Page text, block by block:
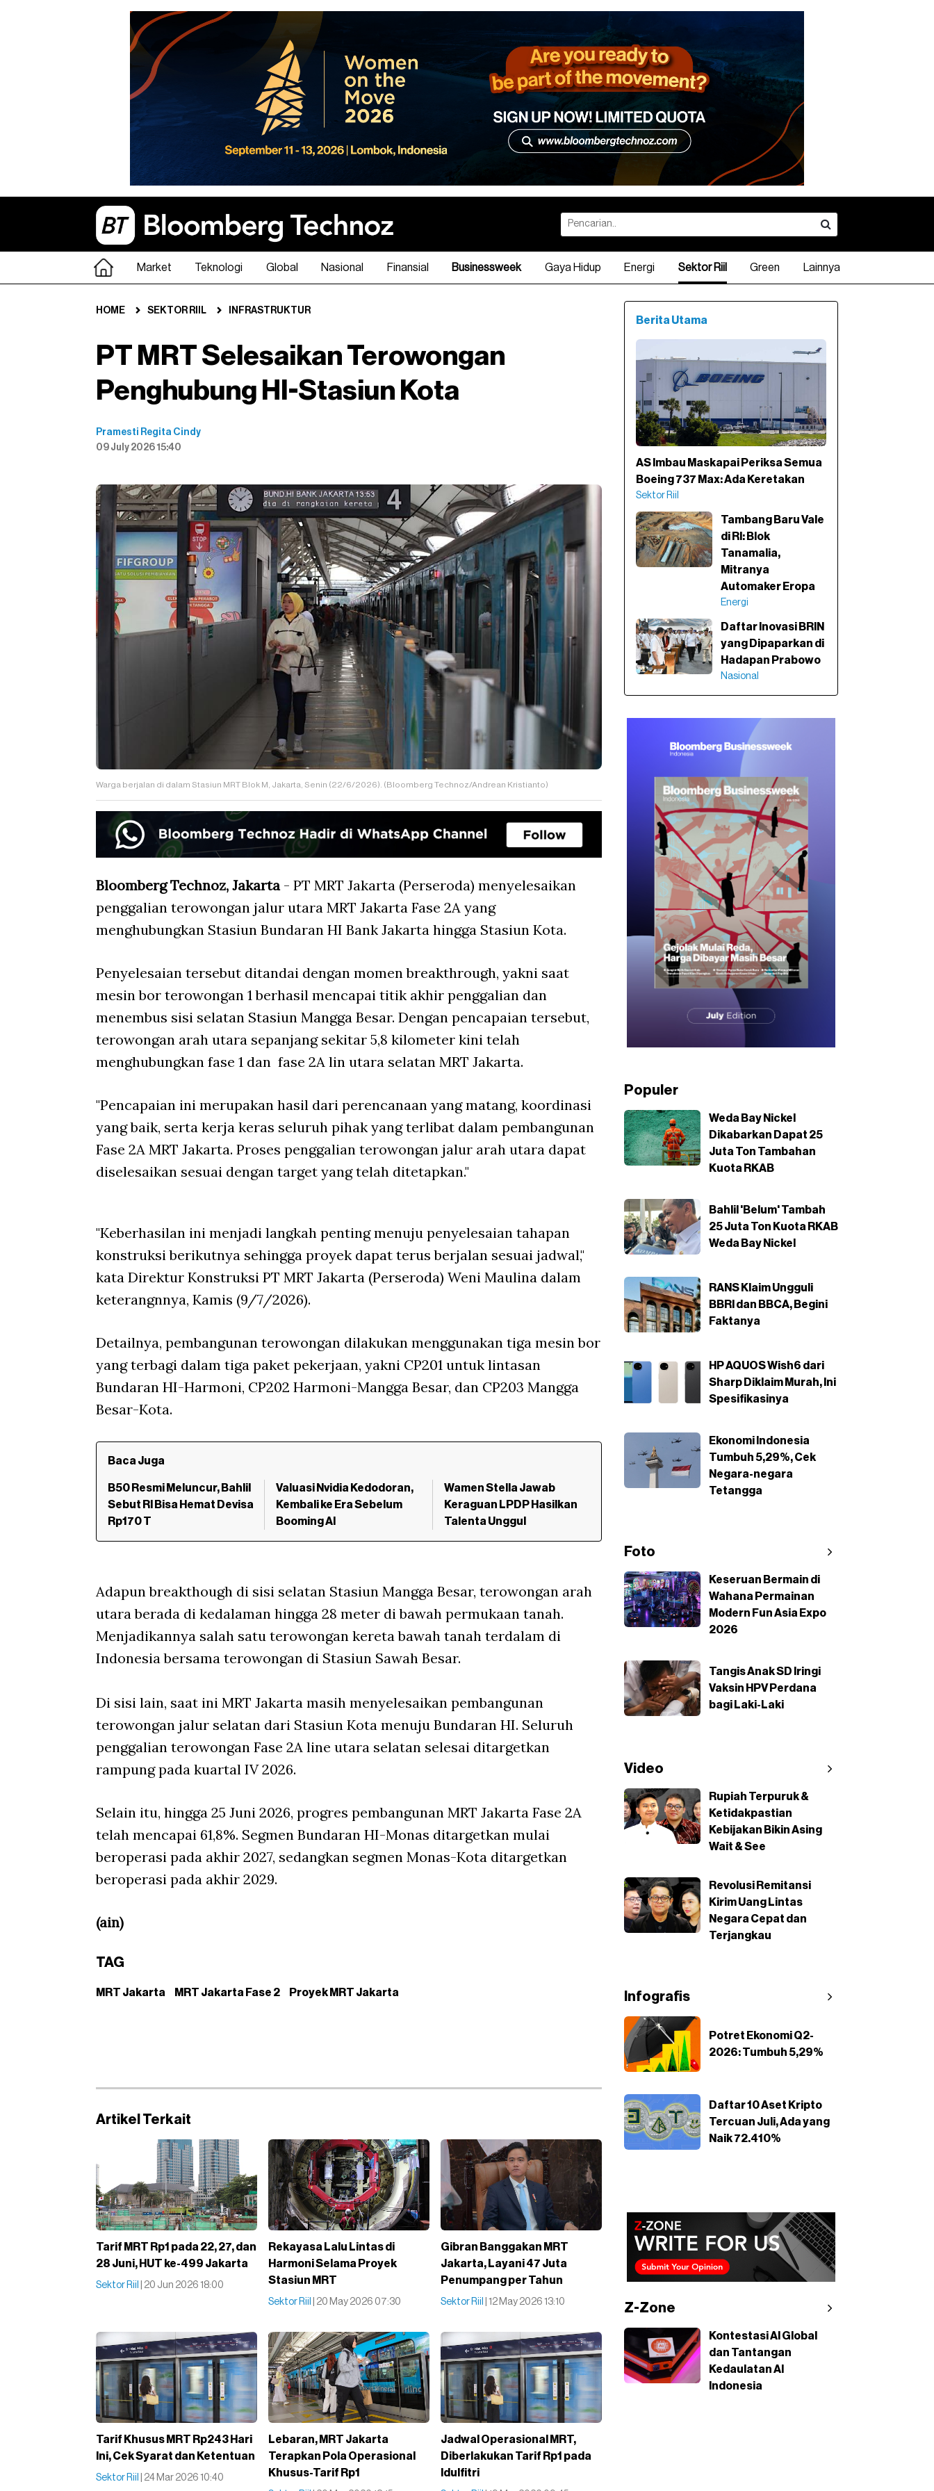
Market Teknologi Global Nasional Finansial Businessweek Gaya Hidup Energi Sektor Riil Green Lainnya
HOME SEKTOR RIIL INFRASTRUKTUR
PT MRT Selesaikan Terowongan
Penghubung HI-Stasiun Kota
Pramesti Regita Cindy
09 July 2026 15:40
Warga berjalan di dalam Stasiun MRT Blok M, Jakarta, Senin (22/6/2026). (Bloomberg Technoz/Andrean Kristianto)
Bloomberg Technoz, Jakarta- PT MRT Jakarta (Perseroda) menyelesaikan
penggalian terowongan jalur utara MRT Jakarta Fase 2A yang
menghubungkan Stasiun Bundaran HI Bank Jakarta hingga Stasiun Kota.
Penyelesaian tersebut ditandai dengan momen breakthrough, yakni saat
mesin bor terowongan 1 berhasil mencapai titik akhir penggalian dan
menembus sisi selatan Stasiun Mangga Besar. Dengan pencapaian tersebut,
terowongan arah utara sepanjang sekitar 5,8 kilometer kini telah
menghubungkan fase 1 dan fase 2A lin utara selatan MRT Jakarta.
"Pencapaian ini merupakan hasil dari perencanaan yang matang, koordinasi
yang baik, serta kerja keras seluruh pihak yang terlibat dalam pembangunan
Fase 2A MRT Jakarta. Proses penggalian terowongan jalur arah utara dapat
diselesaikan sesuai dengan target yang telah ditetapkan."
"Keberhasilan ini menjadi langkah penting menuju penyelesaian tahapan
konstruksi berikutnya sehingga proyek dapat terus berjalan sesuai jadwal,"
kata Direktur Konstruksi PT MRT Jakarta (Perseroda) Weni Maulina dalam
keterangnnya, Kamis (9/7/2026).
Detailnya, pembangunan terowongan dilakukan menggunakan tiga mesin bor
yang terbagi dalam tiga paket pekerjaan, yakni CP201 untuk lintasan
Bundaran HI-Harmoni, CP202 Harmoni-Mangga Besar, dan CP203 Mangga
Besar-Kota.
Baca Juga
B50 Resmi Meluncur, Bahlil
Sebut RI Bisa Hemat Devisa
Rp170 T
Valuasi Nvidia Kedodoran,
Kembali ke Era Sebelum
Booming AI
Wamen Stella Jawab
Keraguan LPDP Hasilkan
Talenta Unggul
Adapun breakthough di sisi selatan Stasiun Mangga Besar, terowongan arah
utara berada di kedalaman hingga 28 meter di bawah permukaan tanah.
Menjadikannya salah satu terowongan kereta bawah tanah terdalam di
Indonesia bersama terowongan di Stasiun Sawah Besar.
Di sisi lain, saat ini MRT Jakarta masih menyelesaikan pembangunan
terowongan jalur selatan dari Stasiun Kota menuju Bundaran HI. Seluruh
penggalian terowongan Fase 2A line utara selatan selesai ditargetkan
rampung pada kuartal IV 2026.
Selain itu, hingga 25 Juni 2026, progres pembangunan MRT Jakarta Fase 2A
telah mencapai 61,8%. Segmen Bundaran HI-Monas ditargetkan mulai
beroperasi pada akhir 2027, sedangkan segmen Monas-Kota ditargetkan
beroperasi pada akhir 2029.
(ain)
TAG
MRT Jakarta MRT Jakarta Fase 2 Proyek MRT Jakarta
Artikel Terkait
Tarif MRT Rp1 pada 22, 27, dan
28 Juni, HUT ke-499 Jakarta
Sektor Riil | 20 Jun 2026 18:00
Rekayasa Lalu Lintas di
Harmoni Selama Proyek
Stasiun MRT
Sektor Riil | 20 May 2026 07:30
Gibran Banggakan MRT
Jakarta, Layani 47 Juta
Penumpang per Tahun
Sektor Riil | 12 May 2026 13:10
Tarif Khusus MRT Rp243 Hari
Ini, Cek Syarat dan Ketentuan
Sektor Riil | 24 Mar 2026 10:40
Lebaran, MRT Jakarta
Terapkan Pola Operasional
Khusus-Tarif Rp1
Jadwal Operasional MRT,
Diberlakukan Tarif Rp1 pada
Idulfitri
Berita Utama
AS Imbau Maskapai Periksa Semua
Boeing 737 Max: Ada Keretakan
Sektor Riil
Tambang Baru Vale
di RI: Blok
Tanamalia,
Mitranya
Automaker Eropa
Energi
Daftar Inovasi BRIN
yang Dipaparkan di
Hadapan Prabowo
Nasional
Populer
Weda Bay Nickel
Dikabarkan Dapat 25
Juta Ton Tambahan
Kuota RKAB
Bahlil 'Belum' Tambah
25 Juta Ton Kuota RKAB
Weda Bay Nickel
RANS Klaim Ungguli
BBRI dan BBCA, Begini
Faktanya
HP AQUOS Wish6 dari
Sharp Diklaim Murah, Ini
Spesifikasinya
Ekonomi Indonesia
Tumbuh 5,29%, Cek
Negara-negara
Tetangga
Foto
Keseruan Bermain di
Wahana Permainan
Modern Fun Asia Expo
2026
Tangis Anak SD Iringi
Vaksin HPV Perdana
bagi Laki-Laki
Video
Rupiah Terpuruk &
Ketidakpastian
Kebijakan Bikin Asing
Wait & See
Revolusi Remitansi
Kirim Uang Lintas
Negara Cepat dan
Terjangkau
Infografis
Potret Ekonomi Q2-
2026: Tumbuh 5,29%
Daftar 10 Aset Kripto
Tercuan Juli, Ada yang
Naik 72.410%
Z-Zone
Kontestasi AI Global
dan Tantangan
Kedaulatan AI
Indonesia